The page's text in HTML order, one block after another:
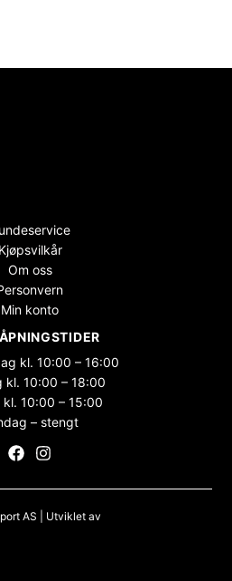
Kjøpsvilkår
Om oss
Min konto
kl. 10:00 – 16:00
kl. 10:00 – 18:00
kl. 10:00 – 15:00
– stengt
AS | Utviklet av